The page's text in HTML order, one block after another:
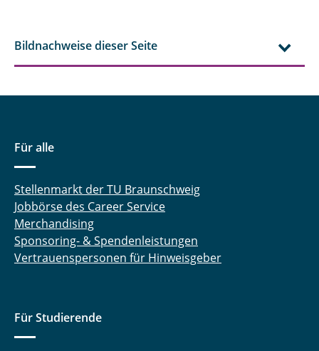
Bildnachweise dieser Seite
Für alle
Stellenmarkt der TU Braunschweig
Jobbörse des Career Service
Merchandising
Sponsoring- & Spendenleistungen
Vertrauenspersonen für Hinweisgeber
Für Studierende